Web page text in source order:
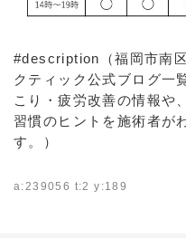
#description（福岡市南
クティック公式ブログ一
こり・疲労改善の情報や
習慣のヒントを施術者が
す。）
a:239056 t:2 y:189